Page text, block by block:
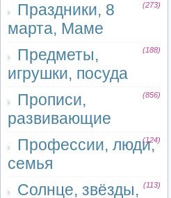
Праздники, 8
марта, Маме
(273)
Предметы,
игрушки, посуда
(188)
Прописи,
развивающие
(856)
Профессии, люди,
семья
(124)
Солнце, звёзды, (113)